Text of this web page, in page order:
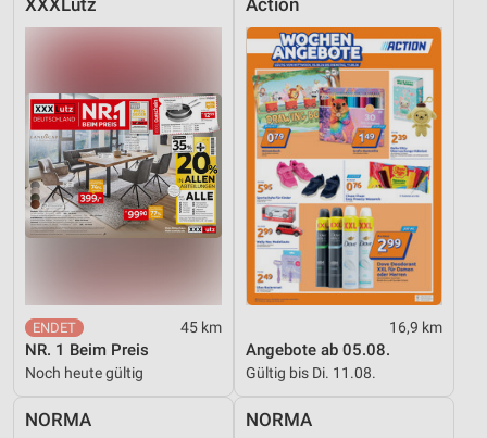
XXXLutz
45 km
NR. 1 Beim Preis
Noch heute gültig
Action
16,9 km
Angebote ab 05.08.
Gültig bis Di. 11.08.
NORMA NORMA